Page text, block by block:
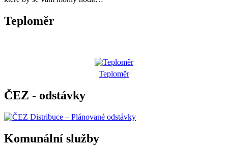
Teploměr
Teploměr
ČEZ - odstávky
Komunální služby